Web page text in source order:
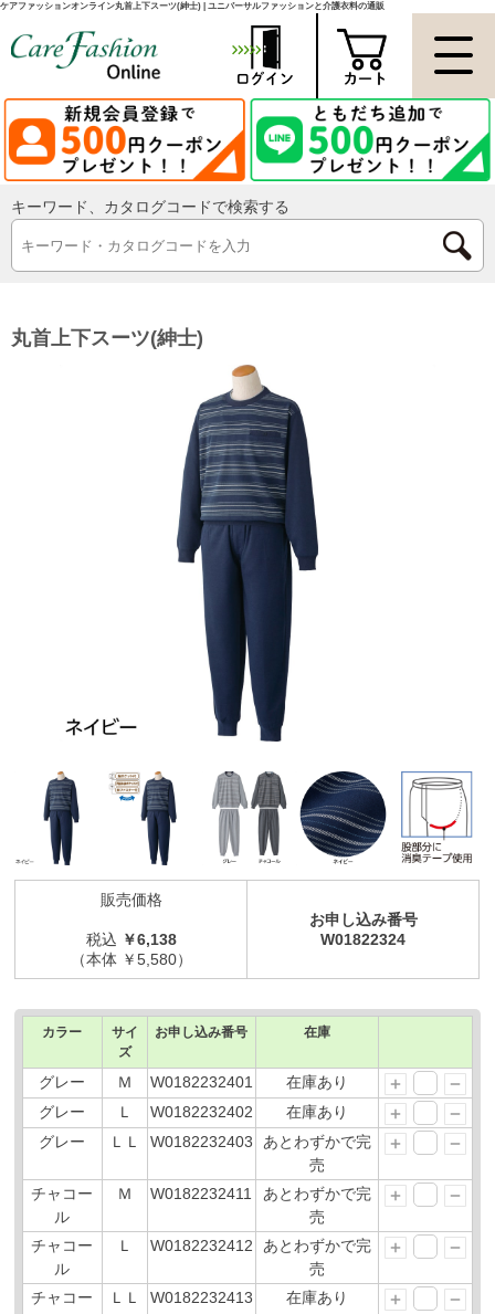
ケアファッションオンライン丸首上下スーツ(紳士) | ユニバーサルファッションと介護衣料の通販
キーワード、カタログコードで検索する
丸首上下スーツ(紳士)
販売価格
税込 ￥6,138
（本体 ￥5,580）
お申し込み番号
W01822324
カラー
サイ
ズ
お申し込み番号 在庫
グレー Ｍ W0182232401
在庫あり
グレー
Ｌ W0182232402
在庫あり
グレー
ＬＬ W0182232403
あとわずかで完
売
チャコー
ル
Ｍ W0182232411
あとわずかで完
売
チャコー
ル
Ｌ W0182232412
あとわずかで完
売
チャコー
ＬＬ W0182232413 在庫あり